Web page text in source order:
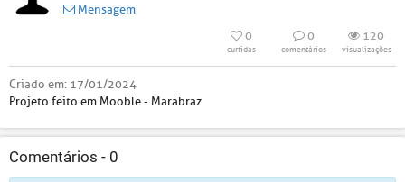
Mensagem
0
curtidas
0
comentários
120
visualizações
Criado em: 17/01/2024
Projeto feito em Mooble - Marabraz
Comentários - 0